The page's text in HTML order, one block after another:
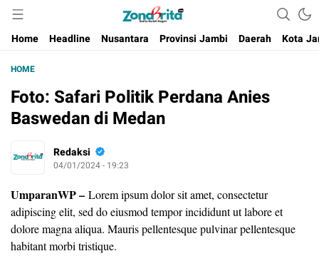
Berita Harian Negeri
Home
Headline Nusantara Provinsi Jambi Daerah Kota
HOME
Foto: Safari Politik Perdana Anies
Baswedan di Medan
Redaksi
04/01/2024 - 19:23
UmparanWP– Lorem ipsum dolor sit amet, consectetur
adipiscing elit, sed do eiusmod tempor incididunt ut labore et
dolore magna aliqua. Mauris pellentesque pulvinar pellentesque
habitant morbi tristique.